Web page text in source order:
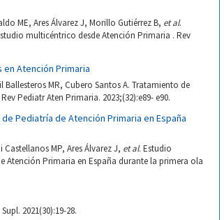
ME, Ares Álvarez J, Morillo Gutiérrez B, et al.
multicéntrico desde Atención Primaria . Rev
Atención Primaria
MR, Cubero Santos A. Tratamiento de
Pediatr Aten Primaria. 2023;(32):e89- e90.
Pediatría de Atención Primaria en España
MP, Ares Álvarez J, et al. Estudio
Primaria en España durante la primera ola
2021(30):19-28.